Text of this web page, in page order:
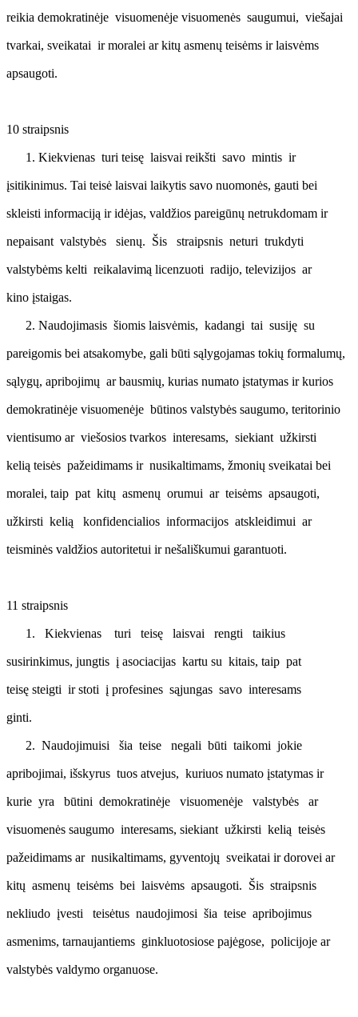
reikia demokratinėje visuomenėje visuomenės saugumui, viešajai
tvarkai, sveikatai ir moralei ar kitų asmenų teisėms ir laisvėms
apsaugoti.
10 straipsnis
Kiekvienas turi teisę laisvai reikšti savo mintis ir
įsitikinimus. Tai teisė laisvai laikytis savo nuomonės, gauti bei
skleisti informaciją ir idėjas, valdžios pareigūnų netrukdomam ir
nepaisant valstybės sienų. Šis straipsnis neturi trukdyti
valstybėms kelti reikalavimą licenzuoti radijo, televizijos ar
kino įstaigas.
Naudojimasis šiomis laisvėmis, kadangi tai susiję su
pareigomis bei atsakomybe, gali būti sąlygojamas tokių formalumų,
sąlygų, apribojimų ar bausmių, kurias numato įstatymas ir kurios
demokratinėje visuomenėje būtinos valstybės saugumo, teritorinio
vientisumo ar viešosios tvarkos interesams, siekiant užkirsti
kelią teisės pažeidimams ir nusikaltimams, žmonių sveikatai bei
moralei, taip pat kitų asmenų orumui ar teisėms apsaugoti,
užkirsti kelią konfidencialios informacijos atskleidimui ar
teisminės valdžios autoritetui ir nešališkumui garantuoti.
11 straipsnis
Kiekvienas turi teisę laisvai rengti taikius
susirinkimus, jungtis į asociacijas kartu su kitais, taip pat
teisę steigti ir stoti į profesines sąjungas savo interesams
ginti.
Naudojimuisi šia teise negali būti taikomi jokie
apribojimai, išskyrus tuos atvejus, kuriuos numato įstatymas ir
kurie yra būtini demokratinėje visuomenėje valstybės ar
visuomenės saugumo interesams, siekiant užkirsti kelią teisės
pažeidimams ar nusikaltimams, gyventojų sveikatai ir dorovei ar
kitų asmenų teisėms bei laisvėms apsaugoti. Šis straipsnis
nekliudo įvesti teisėtus naudojimosi šia teise apribojimus
asmenims, tarnaujantiems ginkluotosiose pajėgose, policijoje ar
valstybės valdymo organuose.